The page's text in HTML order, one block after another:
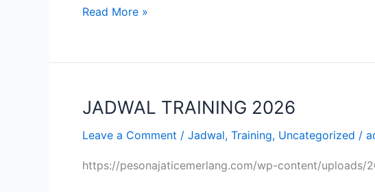
Read More »
JADWAL TRAINING 2026
Leave a Comment / Jadwal, Training, Uncategorized /
https://pesonajaticemerlang.com/wp-content/uploads/
JADWAL
2026